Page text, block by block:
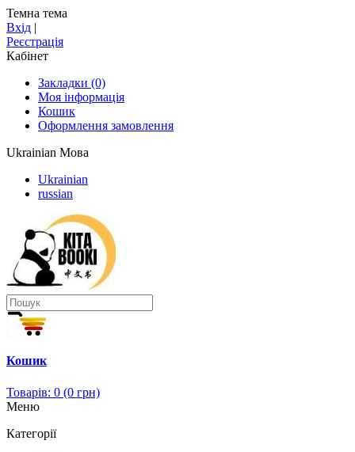
Темна тема
Вхід |
Реєстрація
Кабінет
Закладки (0)
Моя інформація
Кошик
Оформлення замовлення
Ukrainian Мова
Ukrainian
russian
Кошик
Товарів: 0 (0 грн)
Меню
Категорії